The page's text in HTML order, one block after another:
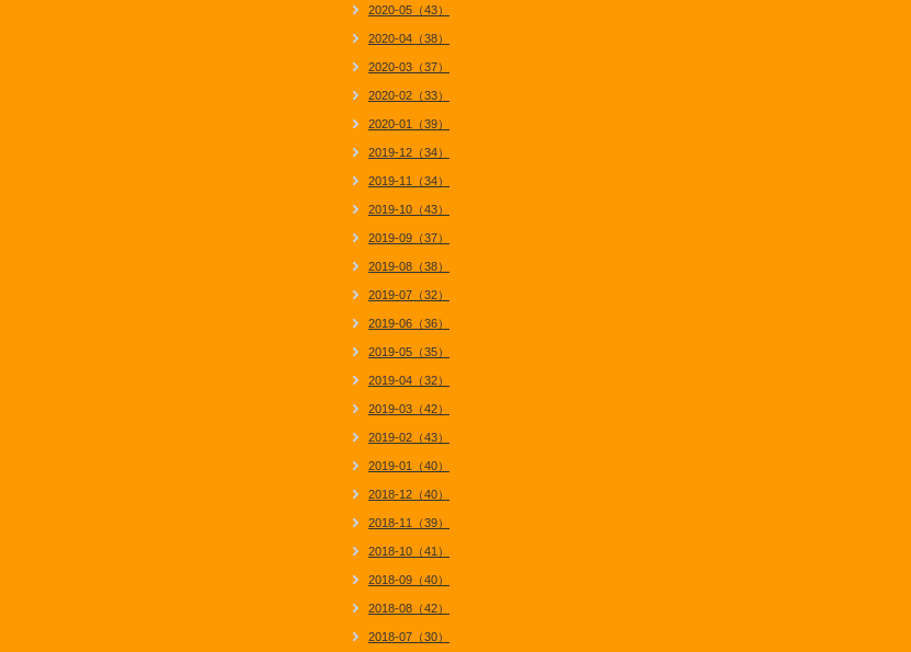
2020-05（43）
2020-04（38）
2020-03（37）
2020-02（33）
2020-01（39）
2019-12（34）
2019-11（34）
2019-10（43）
2019-09（37）
2019-08（38）
2019-07（32）
2019-06（36）
2019-05（35）
2019-04（32）
2019-03（42）
2019-02（43）
2019-01（40）
2018-12（40）
2018-11（39）
2018-10（41）
2018-09（40）
2018-08（42）
2018-07（30）